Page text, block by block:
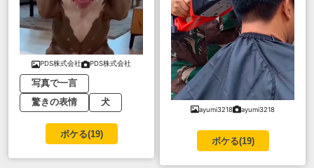
PDS株式会社 PDS株式会社
写真で一言
驚きの表情
犬
ボケる(19)
ayumi3218 ayumi3218
ボケる(19)